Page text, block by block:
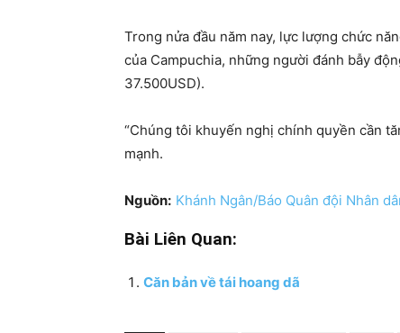
Trong nửa đầu năm nay, lực lượng chức
của Campuchia, những người đánh bẫy
37.500USD).
“Chúng tôi khuyến nghị chính quyền cần
mạnh.
Nguồn: Khánh Ngân/Báo Quân đội Nhân
Bài Liên Quan:
Căn bản về tái hoang dã